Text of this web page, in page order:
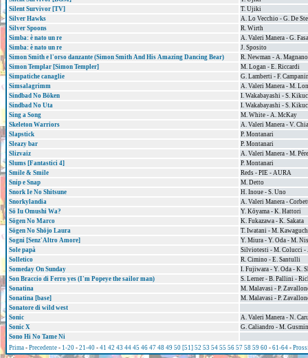
Silent Survivor [TV]
T. Ujiki
Silver Hawks
A. Lo Vecchio - G. De
Silver Spoons
R. Wirth
Simba: è nato un re
A. Valeri Manera - G.
Simba: è nato un re
J. Sposito
Simon Smith e l'orso danzante (Simon Smith And His Amazing Dancing Bear)
R. Newman - A. Magnano
Simon Templar [Simon Templer]
M. Logan - E. Riccardi
Simpatiche canaglie
G. Lamberti - F.
Simsalagrimm
A. Valeri Manera - M.
Sindbad No Bōken
I. Wakabayashi - S.
Sindbad No Uta
I. Wakabayashi - S.
Sing a Song
M. White - A. McKay
Skeleton Warriors
A. Valeri Manera - V.
Slapstick
P. Montanari
Sleazy bar
P. Montanari
Slizvaiz
A. Valeri Manera - M.
Slums [Fantastici 4]
P. Montanari
Smile & Smile
Reds - PIE - AURA
Snip e Snap
M. Detto
Snork Ie No Shitsune
H. Inoue - S. Uno
Snorkylandia
A. Valeri Manera -
Sō Iu Omushi Wa?
Y. Kōyama - K. Hattori
Sōgen No Marco
K. Fukazawa - K. Sakata
Sōgen No Shōjo Laura
T. Iwatani - M.
Sogni [Senz'Altro Amore]
Y. Miura - Y. Oda - M.
Sole papà
Silviotesti - M. Colucci -
Solletico
R. Cimino - E. Santulli
Someday On Sunday
I. Fujiwara - Y. Oda - K.
Son Braccio di Ferro yes (I'm Popeye the sailor man)
S. Lerner - B. Pallini -
Sonatina
M. Malavasi - P.
Sonatina [base]
M. Malavasi - P.
Sonatore di wild west
Sonic
A. Valeri Manera - N.
Sonic X
G. Caliandro - M.
Sono Hi No Tame Ni
Prima - Precedente - 1-20 - 21-40 - 41 42 43 44 45 46 47 48 49 50 [51] 52 53 54 55 56 57 58 59 60 - 61-64 -